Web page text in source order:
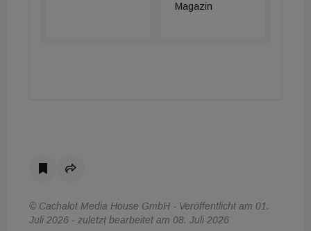
Magazin
© Cachalot Media House GmbH - Veröffentlicht am 01.
Juli 2026 - zuletzt bearbeitet am 08. Juli 2026